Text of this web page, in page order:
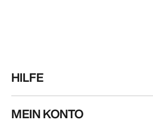
HILFE
MEIN KONTO